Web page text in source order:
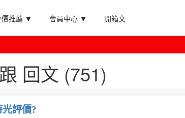
價推薦 ▼ 會員中心 ▼ 開箱文
回文 (751)
評價?